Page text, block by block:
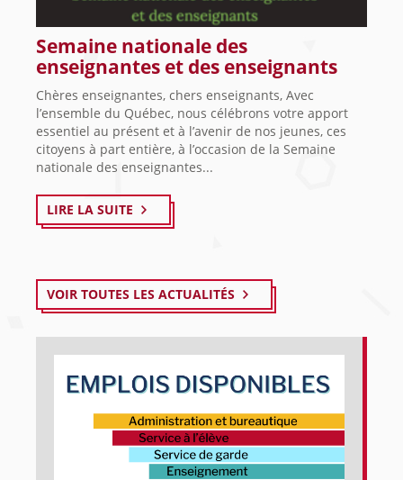
Semaine nationale des
enseignantes et des enseignants
Chères enseignantes, chers enseignants, Avec
l’ensemble du Québec, nous célébrons votre apport
essentiel au présent et à l’avenir de nos jeunes, ces
citoyens à part entière, à l’occasion de la Semaine
nationale des enseignantes...
LIRE LA SUITE
VOIR TOUTES LES ACTUALITÉS